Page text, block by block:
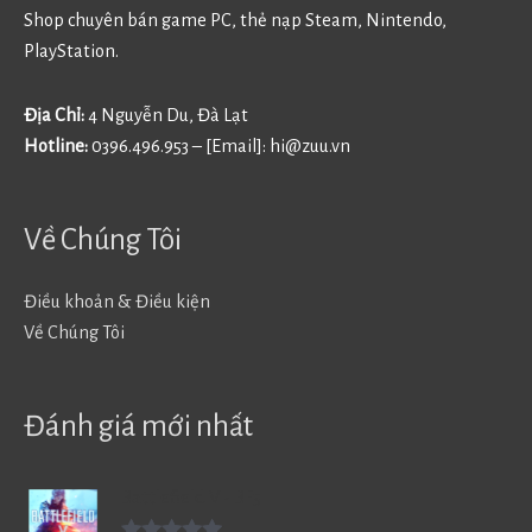
Shop chuyên bán game PC, thẻ nạp Steam, Nintendo,
PlayStation.
Địa Chỉ:4 Nguyễn Du, Đà Lạt
Hotline:0396.496.953 – [Email]: hi@zuu.vn
Về Chúng Tôi
Điều khoản & Điều kiện
Về Chúng Tôi
Đánh giá mới nhất